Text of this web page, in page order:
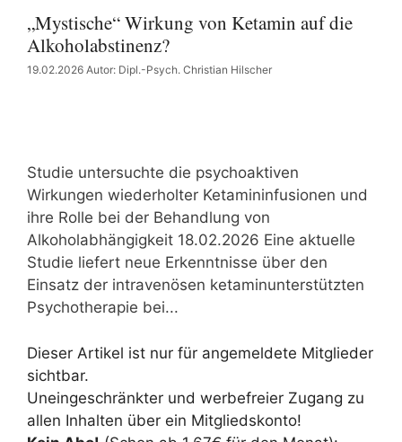
„Mystische“ Wirkung von Ketamin auf die
Alkoholabstinenz?
19.02.2026 Autor: Dipl.-Psych. Christian Hilscher
Studie untersuchte die psychoaktiven
Wirkungen wiederholter Ketamininfusionen und
ihre Rolle bei der Behandlung von
Alkoholabhängigkeit 18.02.2026 Eine aktuelle
Studie liefert neue Erkenntnisse über den
Einsatz der intravenösen ketaminunterstützten
Psychotherapie bei...
Dieser Artikel ist nur für angemeldete Mitglieder
sichtbar.
Uneingeschränkter und werbefreier Zugang zu
allen Inhalten über ein Mitgliedskonto!